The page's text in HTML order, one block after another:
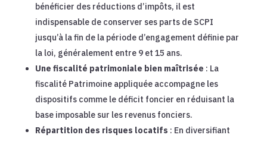
bénéficier des réductions d’impôts, il est
indispensable de conserver ses parts de SCPI
jusqu’à la fin de la période d’engagement définie par
la loi, généralement entre 9 et 15 ans.
Une fiscalité patrimoniale bien maîtrisée : La
fiscalité Patrimoine appliquée accompagne les
dispositifs comme le déficit foncier en réduisant la
base imposable sur les revenus fonciers.
Répartition des risques locatifs : En diversifiant